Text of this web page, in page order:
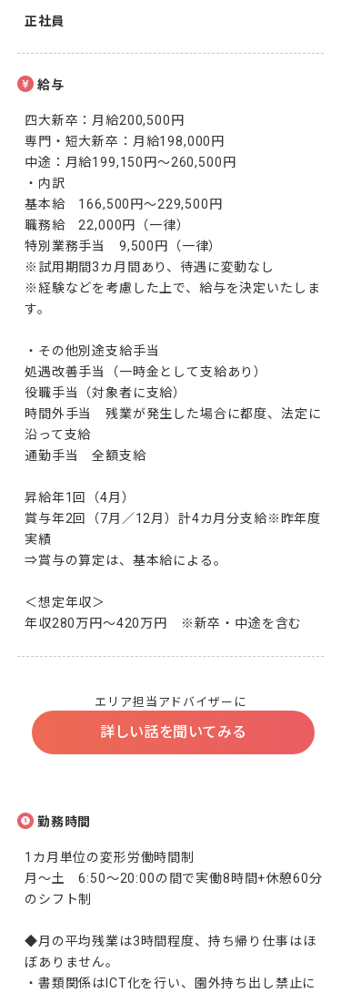
正社員
給与
四大新卒：月給200,500円
専門・短大新卒：月給198,000円
中途：月給199,150円～260,500円
・内訳
基本給　166,500円～229,500円
職務給　22,000円（一律）
特別業務手当　9,500円（一律）
※試用期間3カ月間あり、待遇に変動なし
※経験などを考慮した上で、給与を決定いたしま
す。
・その他別途支給手当
処遇改善手当（一時金として支給あり）
役職手当（対象者に支給）
時間外手当　残業が発生した場合に都度、法定に
沿って支給
通勤手当　全額支給
昇給年1回（4月）
賞与年2回（7月／12月）計4カ月分支給※昨年度
実績
⇒賞与の算定は、基本給による。
＜想定年収＞
年収280万円～420万円　※新卒・中途を含む
エリア担当アドバイザーに
詳しい話を聞いてみる
勤務時間
1カ月単位の変形労働時間制
月～土　6:50～20:00の間で実働8時間+休憩60分
のシフト制
◆月の平均残業は3時間程度、持ち帰り仕事はほ
ぼありません。
・書類関係はICT化を行い、園外持ち出し禁止に